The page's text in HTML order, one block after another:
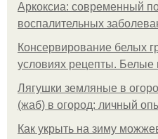
Аркоксиа: современный
воспалительных
Консервирование белых
условиях рецепты. Белые
Лягушки земляные в
(жаб) в огород: личный
Как укрыть на зиму